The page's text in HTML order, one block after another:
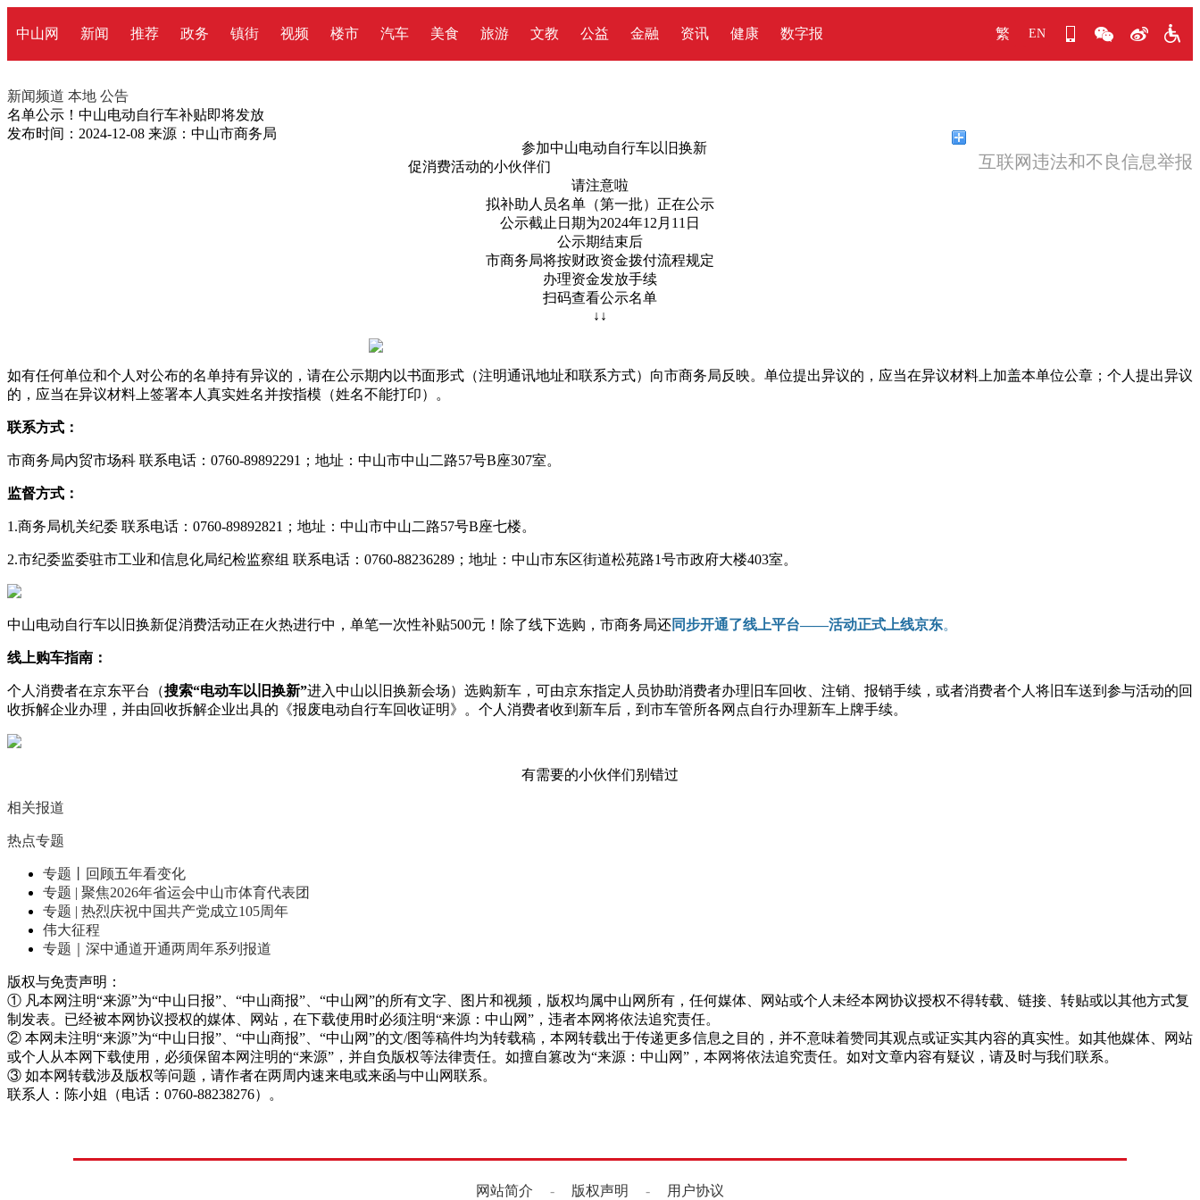
中山网 新闻 推荐 政务 镇街 视频 楼市 汽车 美食 旅游 文教 公益 金融 资讯 健康 数字报 繁 EN
新闻频道 本地 公告
名单公示！中山电动自行车补贴即将发放
发布时间：2024-12-08 来源：中山市商务局
互联网违法和不良信息举报
参加中山电动自行车以旧换新
促消费活动的小伙伴们
请注意啦
拟补助人员名单（第一批）正在公示
公示截止日期为2024年12月11日
公示期结束后
市商务局将按财政资金拨付流程规定
办理资金发放手续
扫码查看公示名单
↓↓
如有任何单位和个人对公布的名单持有异议的，请在公示期内以书面形式（注明通讯地址和联系方式）向市商务局反映。单位提出异议的，应当在异议材料上加盖本单位公章；个人提出异议
的，应当在异议材料上签署本人真实姓名并按指模（姓名不能打印）。
联系方式：
市商务局内贸市场科 联系电话：0760-89892291；地址：中山市中山二路57号B座307室。
监督方式：
1.商务局机关纪委 联系电话：0760-89892821；地址：中山市中山二路57号B座七楼。
2.市纪委监委驻市工业和信息化局纪检监察组 联系电话：0760-88236289；地址：中山市东区街道松苑路1号市政府大楼403室。
中山电动自行车以旧换新促消费活动正在火热进行中，单笔一次性补贴500元！除了线下选购，市商务局还同步开通了线上平台——活动正式上线京东。
线上购车指南：
个人消费者在京东平台（搜索“电动车以旧换新”进入中山以旧换新会场）选购新车，可由京东指定人员协助消费者办理旧车回收、注销、报销手续，或者消费者个人将旧车送到参与活动的回
收拆解企业办理，并由回收拆解企业出具的《报废电动自行车回收证明》。个人消费者收到新车后，到市车管所各网点自行办理新车上牌手续。
有需要的小伙伴们别错过
相关报道
热点专题
专题丨回顾五年看变化
专题 | 聚焦2026年省运会中山市体育代表团
专题 | 热烈庆祝中国共产党成立105周年
伟大征程
专题｜深中通道开通两周年系列报道
版权与免责声明：
① 凡本网注明“来源”为“中山日报”、“中山商报”、“中山网”的所有文字、图片和视频，版权均属中山网所有，任何媒体、网站或个人未经本网协议授权不得转载、链接、转贴或以其他方式复
制发表。已经被本网协议授权的媒体、网站，在下载使用时必须注明“来源：中山网”，违者本网将依法追究责任。
② 本网未注明“来源”为“中山日报”、“中山商报”、“中山网”的文/图等稿件均为转载稿，本网转载出于传递更多信息之目的，并不意味着赞同其观点或证实其内容的真实性。如其他媒体、网站
或个人从本网下载使用，必须保留本网注明的“来源”，并自负版权等法律责任。如擅自篡改为“来源：中山网”，本网将依法追究责任。如对文章内容有疑议，请及时与我们联系。
③ 如本网转载涉及版权等问题，请作者在两周内速来电或来函与中山网联系。
联系人：陈小姐（电话：0760-88238276）。
网站简介 - 版权声明 - 用户协议